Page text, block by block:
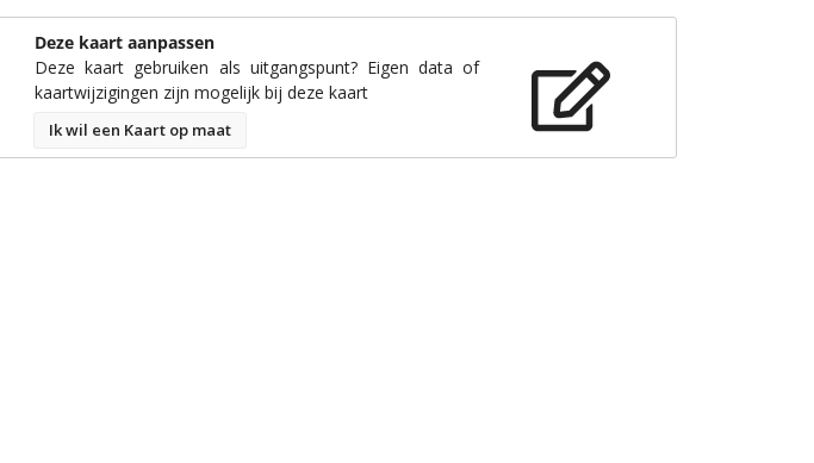
Deze kaart aanpassen
Deze kaart gebruiken als uitgangspunt? Eigen data of
kaartwijzigingen zijn mogelijk bij deze kaart
Ik wil een Kaart op maat